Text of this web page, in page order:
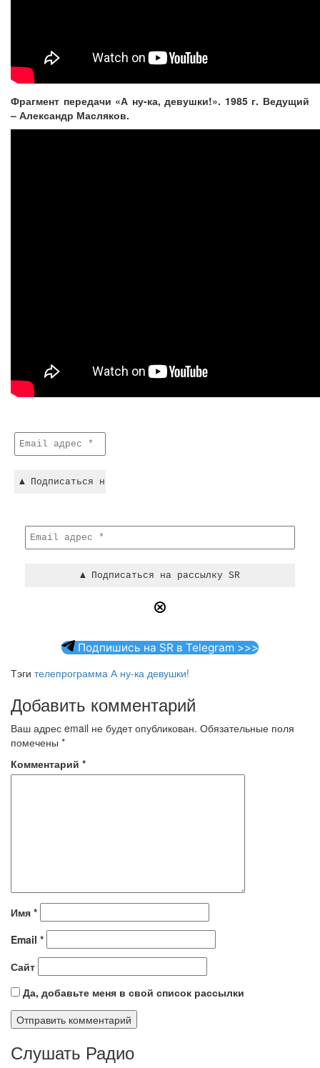
Фрагмент передачи «А ну-ка, девушки!». 1985 г. Ведущий
– Александр Масляков.
Подпишись на SR в Telegram >>>
Тэги телепрограмма А ну-ка девушки!
Добавить комментарий
Ваш адрес email не будет опубликован. Обязательные поля
помечены *
Комментарий *
Имя *
Email *
Сайт
Да, добавьте меня в свой список рассылки
Слушать Радио